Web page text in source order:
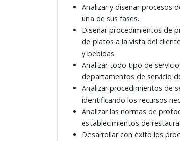
Analizar y diseñar procesos
una de sus fases.
Diseñar procedimientos de
de platos a la vista del
y bebidas.
Analizar todo tipo de
departamentos de servicio
Analizar procedimientos de
identificando los recursos
Analizar las normas de
establecimientos de
Desarrollar con éxito los